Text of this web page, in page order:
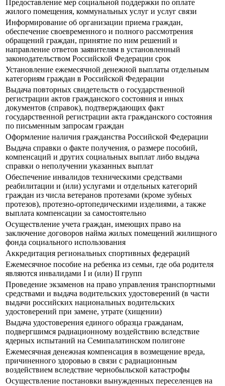
Предоставление мер социальной поддержки по оплате
жилого помещения, коммунальных услуг и услуг связи
Информирование об организации приема граждан,
обеспечение своевременного и полного рассмотрения
обращений граждан, принятие по ним решений и
направление ответов заявителям в установленный
законодательством Российской Федерации срок
Установление ежемесячной денежной выплаты отдельным
категориям граждан в Российской Федерации
Выдача повторных свидетельств о государственной
регистрации актов гражданского состояния и иных
документов (справок), подтверждающих факт
государственной регистрации акта гражданского состояния
по письменным запросам граждан
Оформление наличия гражданства Российской Федерации
Выдача справки о факте получения, о размере пособий,
компенсаций и других социальных выплат либо выдача
справки о неполучении указанных выплат
Обеспечение инвалидов техническими средствами
реабилитации и (или) услугами и отдельных категорий
граждан из числа ветеранов протезами (кроме зубных
протезов), протезно-ортопедическими изделиями, а также
выплата компенсации за самостоятельно
Осуществление учета граждан, имеющих право на
заключение договоров найма жилых помещений жилищного
фонда социального использования
Аккредитация региональных спортивных федераций
Ежемесячное пособие на ребенка из семьи, где оба родителя
являются инвалидами I и (или) II групп
Прoведение экзаменов на право управления транспортными
средствами и выдача водительских удостоверений (в части
выдачи российских национальных водительских
удостоверений при замене, утрате (хищении)
Выдача удостоверения единого образца гражданам,
подвергшимся радиационному воздействию вследствие
ядерных испытаний на Семипалатинском полигоне
Ежемесячная денежная компенсация в возмещение вреда,
причиненного здоровью в связи с радиационным
воздействием вследствие чернобыльской катастрофы
Осуществление постановки вынужденных переселенцев на